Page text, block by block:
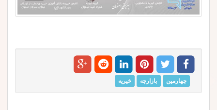
چهارمین بازارچه خیریه